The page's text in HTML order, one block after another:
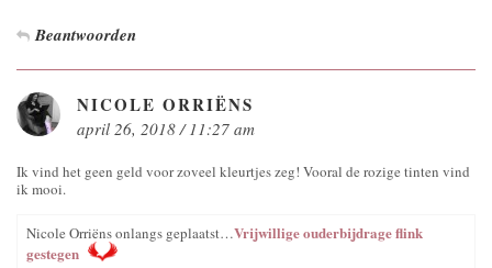
Beantwoorden
NICOLE ORRIËNS
april 26, 2018 / 11:27 am
Ik vind het geen geld voor zoveel kleurtjes zeg! Vooral de rozige tinten vind
ik mooi.
Nicole Orriëns onlangs geplaatst…Vrijwillige ouderbijdrage flink
gestegen